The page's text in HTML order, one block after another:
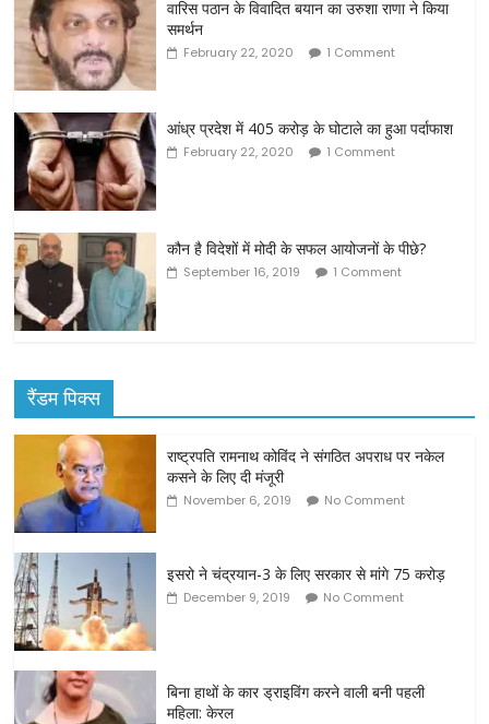
वारिस पठान के विवादित बयान का उरुशा राणा ने किया
समर्थन
February 22, 2020 1 Comment
आंध्र प्रदेश में 405 करोड़ के घोटाले का हुआ पर्दाफाश
February 22, 2020 1 Comment
कौन है विदेशों में मोदी के सफल आयोजनों के पीछे?
September 16, 2019 1 Comment
रैंडम पिक्स
राष्ट्रपति रामनाथ कोविंद ने संगठित अपराध पर नकेल
कसने के लिए दी मंजूरी
November 6, 2019 No Comment
इसरो ने चंद्रयान-3 के लिए सरकार से मांगे 75 करोड़
December 9, 2019 No Comment
बिना हाथों के कार ड्राइविंग करने वाली बनी पहली
महिला: केरल